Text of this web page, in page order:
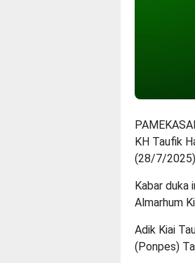
KH Taufik
(28/7/
Kabar duka
Almarhum
Adik Kiai
(Ponpes)